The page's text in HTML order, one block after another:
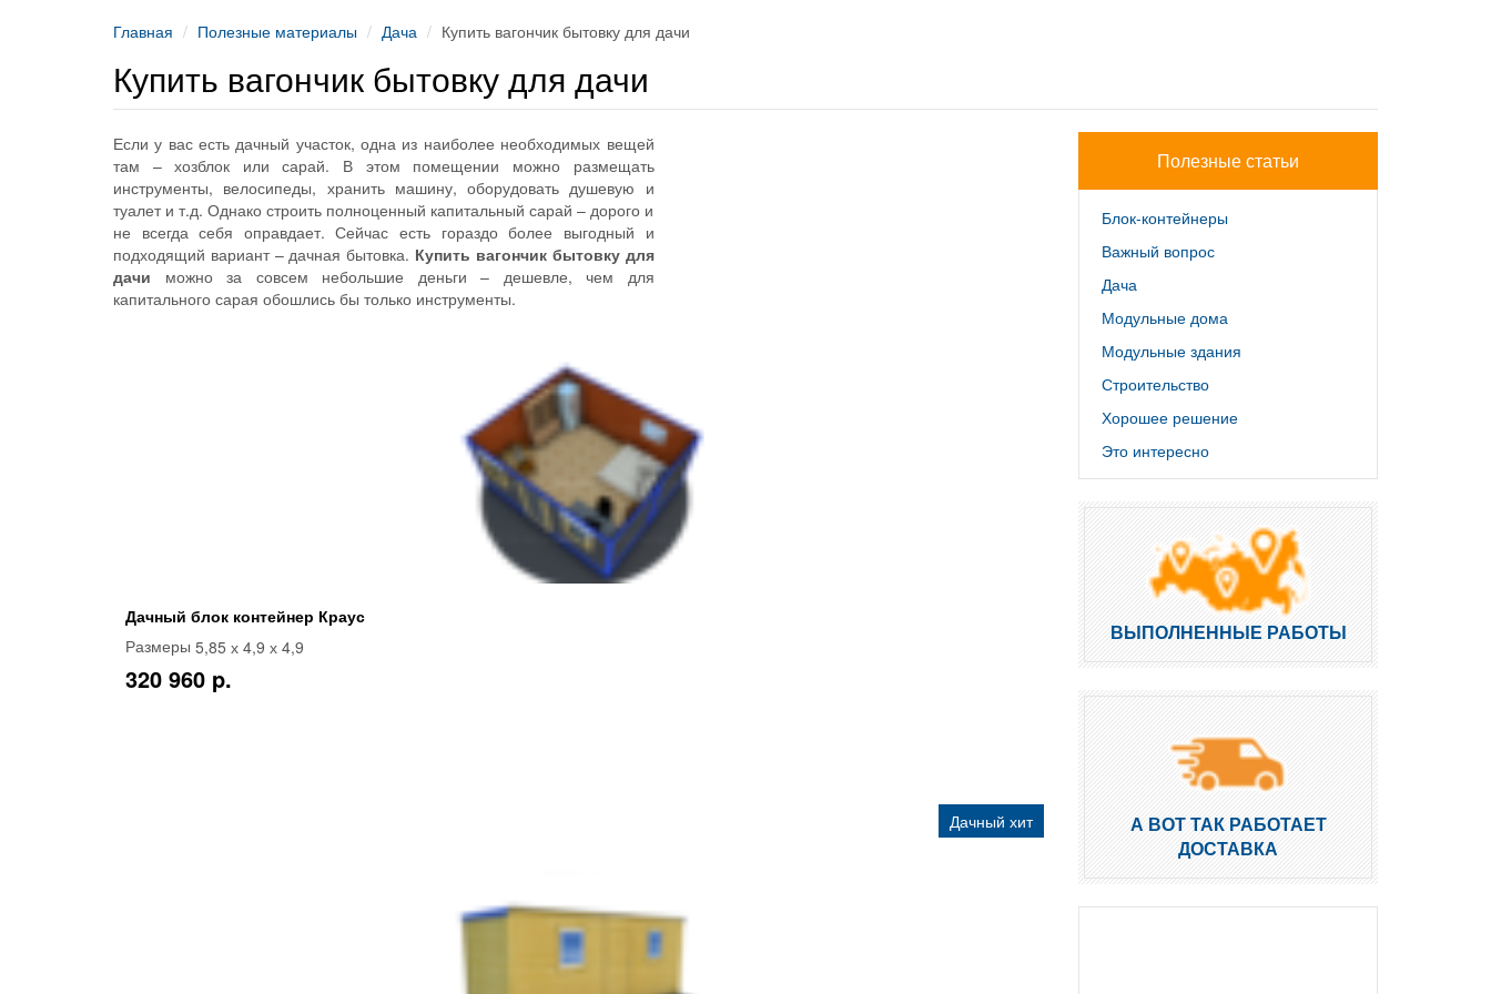
Главная Полезные материалы Дача Купить вагончик бытовку для дачи
Купить вагончик бытовку для дачи
Если у вас есть дачный участок, одна из наиболее необходимых вещей
там – хозблок или сарай. В этом помещении можно размещать
инструменты, велосипеды, хранить машину, оборудовать душевую и
туалет и т.д. Однако строить полноценный капитальный сарай – дорого и
не всегда себя оправдает. Сейчас есть гораздо более выгодный и
подходящий вариант – дачная бытовка. Купить вагончик бытовку для
дачи можно за совсем небольшие деньги – дешевле, чем для
капитального сарая обошлись бы только инструменты.
Дачный блок контейнер Краус
Размеры 5,85 х 4,9 х 4,9
320 960 p.
Дачный хит
Полезные статьи
Блок-контейнеры
Важный вопрос
Дача
Модульные дома
Модульные здания
Строительство
Хорошее решение
Это интересно
ВЫПОЛНЕННЫЕ РАБОТЫ
А ВОТ ТАК РАБОТАЕТ
ДОСТАВКА